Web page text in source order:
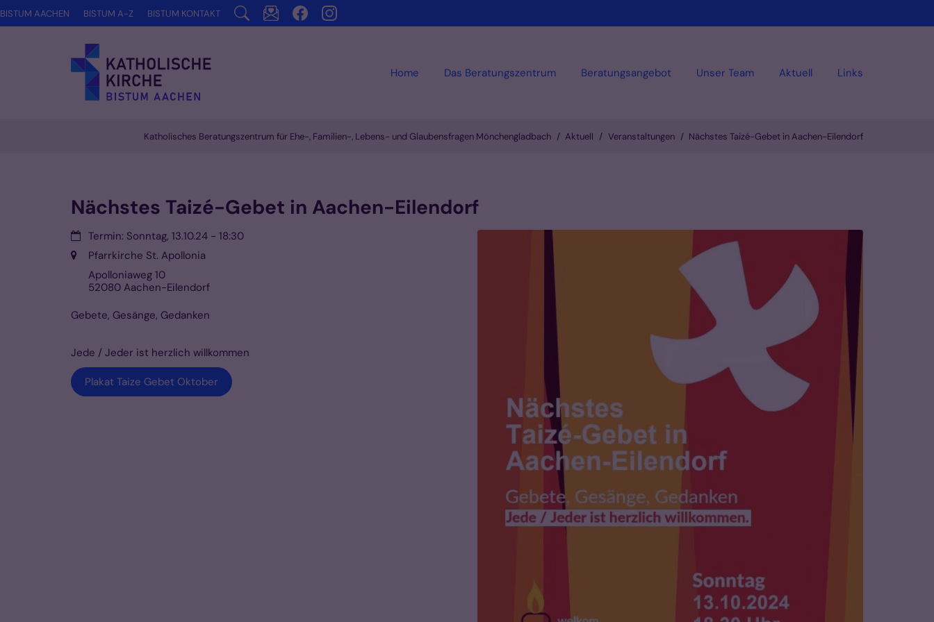
Zum Inhalt springen
Home Das Beratungszentrum Beratungsangebot Unser Team Aktuell Links
BISTUM AACHEN BISTUM A-Z BISTUM KONTAKT
Katholisches Beratungszentrum für Ehe-, Familien-, Lebens- und Glaubensfragen Mönchengladbach Aktuell Veranstaltungen Nächstes Taizé-Gebet in Aachen-Eilendorf
Nächstes Taizé-Gebet in Aachen-Eilendorf
Datum:Termin: Sonntag, 13.10.24 - 18:30
Ort: Pfarrkirche St. Apollonia
Apolloniaweg 10
52080 Aachen-Eilendorf
Gebete, Gesänge, Gedanken
Jede / Jeder ist herzlich willkommen
Plakat Taize Gebet Oktober